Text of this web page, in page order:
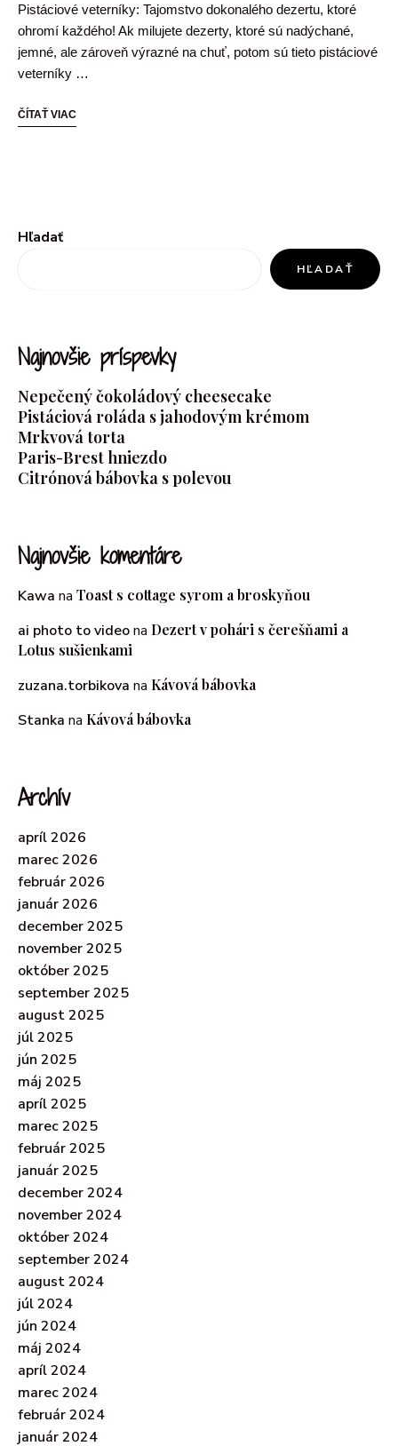
Pistáciové veterníky: Tajomstvo dokonalého dezertu, ktoré
ohromí každého! Ak milujete dezerty, ktoré sú nadýchané,
jemné, ale zároveň výrazné na chuť, potom sú tieto pistáciové
veterníky …
ČÍTAŤ VIAC
Hľadať
HĽADAŤ
Najnovšie príspevky
Nepečený čokoládový cheesecake
Pistáciová roláda s jahodovým krémom
Mrkvová torta
Paris-Brest hniezdo
Citrónová bábovka s polevou
Najnovšie komentáre
Kawa na Toast s cottage syrom a broskyňou
ai photo to videona Dezert v pohári s čerešňami a
Lotus sušienkami
zuzana.torbikova na Kávová bábovka
Stanka na Kávová bábovka
Archív
apríl 2026
marec 2026
február 2026
január 2026
december 2025
november 2025
október 2025
september 2025
august 2025
júl 2025
jún 2025
máj 2025
apríl 2025
marec 2025
február 2025
január 2025
december 2024
november 2024
október 2024
september 2024
august 2024
júl 2024
jún 2024
máj 2024
apríl 2024
marec 2024
február 2024
január 2024